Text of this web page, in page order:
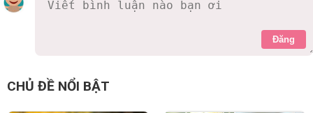
Đăng
CHỦ ĐỀ NỔI BẬT